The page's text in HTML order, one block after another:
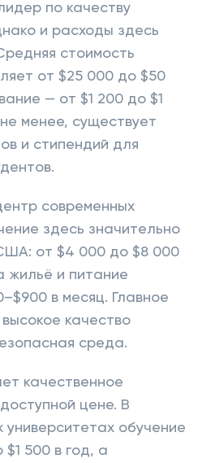
по качеству
и расходы здесь
стоимость
от $25 000 до $50
— от $1 200 до $1
менее, существует
и стипендий для
современных
здесь значительно
от $4 000 до $8 000
жильё и питание
в месяц. Главное
качество
среда.
качественное
цене. В
университетах обучение
500 в год, а